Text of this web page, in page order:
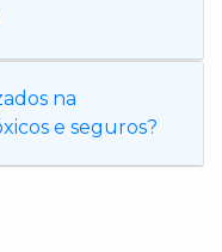
na
e seguros?